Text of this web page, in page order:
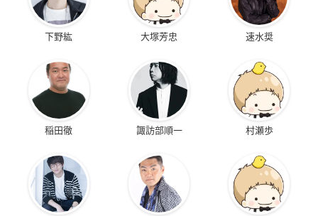
下野紘 大塚芳忠 速水奨
稲田徹 諏訪部順一 村瀬歩